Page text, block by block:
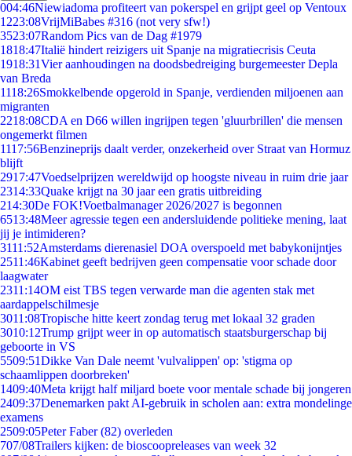
004:46Niewiadoma profiteert van pokerspel en grijpt geel op Ventoux
1223:08VrijMiBabes #316 (not very sfw!)
3523:07Random Pics van de Dag #1979
1818:47Italië hindert reizigers uit Spanje na migratiecrisis Ceuta
1918:31Vier aanhoudingen na doodsbedreiging burgemeester Depla
van Breda
1118:26Smokkelbende opgerold in Spanje, verdienden miljoenen aan
migranten
2218:08CDA en D66 willen ingrijpen tegen 'gluurbrillen' die mensen
ongemerkt filmen
1117:56Benzineprijs daalt verder, onzekerheid over Straat van Hormuz
blijft
2917:47Voedselprijzen wereldwijd op hoogste niveau in ruim drie jaar
2314:33Quake krijgt na 30 jaar een gratis uitbreiding
214:30De FOK!Voetbalmanager 2026/2027 is begonnen
6513:48Meer agressie tegen een andersluidende politieke mening, laat
jij je intimideren?
3111:52Amsterdams dierenasiel DOA overspoeld met babykonijntjes
2511:46Kabinet geeft bedrijven geen compensatie voor schade door
laagwater
2311:14OM eist TBS tegen verwarde man die agenten stak met
aardappelschilmesje
3011:08Tropische hitte keert zondag terug met lokaal 32 graden
3010:12Trump grijpt weer in op automatisch staatsburgerschap bij
geboorte in VS
5509:51Dikke Van Dale neemt 'vulvalippen' op: 'stigma op
schaamlippen doorbreken'
1409:40Meta krijgt half miljard boete voor mentale schade bij jongeren
2409:37Denemarken pakt AI-gebruik in scholen aan: extra mondelinge
examens
2509:05Peter Faber (82) overleden
707/08Trailers kijken: de bioscoopreleases van week 32